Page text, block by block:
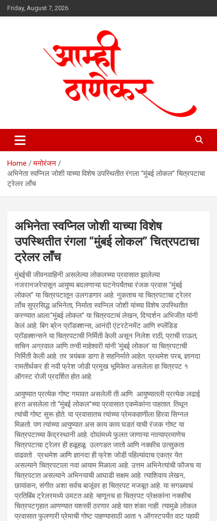
Skip
to
Friday, August 7, 2026
aamhithanekar.com
Home
मनोरंजन
अभिनेता स्वप्निल जोशी याच्या विशेष उपस्थितीत रंगला “मुंबई लोकल” चित्रपटाचा
ट्रेलर लाँच
अभिनेता स्वप्निल जोशी याच्या विशेष
उपस्थितीत रंगला “मुंबई लोकल” चित्रपटाचा
ट्रेलर लाँच
मुंबईची जीवनवाहिनी असलेल्या लोकलच्या प्रवासात झालेल्या
नजरानजरेपासून आयुष्य बदलणाऱ्या घटनेपर्यंतचा रंजक प्रवास “मुंबई
लोकल” या चित्रपटातून उलगडणार आहे. नुकताच या चित्रपटाचा ट्रेलर
लाँच सुप्रसिद्ध अभिनेता, निर्माता स्वप्निल जोशी यांच्या विशेष उपस्थितीत
करण्यात आला.”मुंबई लोकल” या चित्रपटाचं लेखन, दिग्दर्शन अभिजीत यांनी
केलं आहे. बिग ब्रेन प्रॉडक्शन्स, आनंदी एंटरटेनमेंट आणि स्प्लेंडिड
प्रॉडक्शन्सने या चित्रपटाची निर्मिती केली असून निलेश राठी, प्राची राऊत,
सचिन अग्रवाल आणि तन्वी माहेश्वरी यांनी ‘मुंबई लोकल’ या चित्रपटाची
निर्मिती केली आहे. तर त्र्यंबक डागा हे सहनिर्माते आहेत. प्रथमेश परब, ज्ञानदा
रामतीर्थकर ही नवी फ्रेश जोडी प्रमुख भूमिकेत असलेला हा चित्रपट १
ऑगस्ट रोजी प्रदर्शित होत आहे.
आयुष्यात प्रत्येक गोष्ट गमावत असलेली ती आणि आयुष्यातली प्रत्येक लढाई
हरत असलेला तो “मुंबई लोकल”च्या प्रवासात एकमेकांना पाहतात. तिथून
त्यांची गोष्ट सुरू होते. या प्रवासातच त्यांच्या प्रेमकहाणीला हिरवा सिग्नल
मिळतो. पण त्यांच्या आयुष्यात अस काय काय घडतं याची रंजक गोष्ट या
चित्रपटाच्या केंद्रस्थानी आहे. दोघांमध्ये फुलत जाणाऱ्या नात्याप्रमाणेच
चित्रपटाचा ट्रेलर ही हळूहळू उलगडत जातो आणि नक्कीच उत्सुकता
वाढवतो . प्रथमेश आणि ज्ञानदा ही फ्रेश जोडी पहिल्यांदाच एकत्र येत
असल्याने चित्रपटाला नवा आयाम मिळाला आहे. उत्तम अभिनेत्यांची फौजच या
चित्रपटात असल्याने अभिनयाची आघाडी सक्षम आहे. त्याशिवाय लेखन,
छायांकन, संगीत अशा सर्वच बाजूंवर हा चित्रपट मजबूत आहे. या सगळ्याचं
प्रतिबिंब ट्रेलरमध्ये उमटत आहे. म्हणूनच हा चित्रपट प्रेक्षकांना नक्कीच
चित्रपटगृहात आणण्यात यशस्वी ठरणार आहे यात शंका नाही. त्यामुळे लोकल
प्रवासात फुलणारी प्रेमाची गोष्ट पाहण्यासाठी आता १ ऑगस्टपर्यंत वाट पहावी